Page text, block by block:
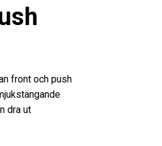
front och push
dra ut